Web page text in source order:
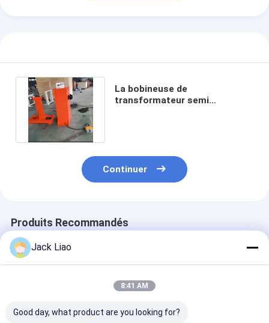
La bobineuse de
transformateur semi
Continuer
Produits Recommandés
Jack Liao
8:41 AM
Good day, what product are you looking for?